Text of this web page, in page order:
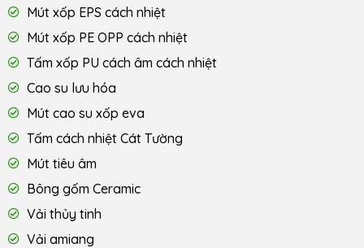
Mút xốp EPS cách nhiệt
Mút xốp PE OPP cách nhiệt
Tấm xốp PU cách âm cách nhiệt
Cao su lưu hóa
Mút cao su xốp eva
Tấm cách nhiệt Cát Tường
Mút tiêu âm
Bông gốm Ceramic
Vải thủy tinh
Vải amiang